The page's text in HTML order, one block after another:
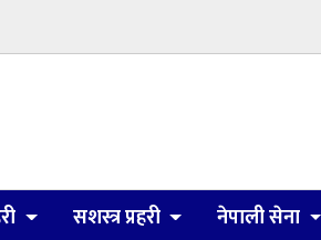
सशस्त्र प्रहरी नेपाली सेना